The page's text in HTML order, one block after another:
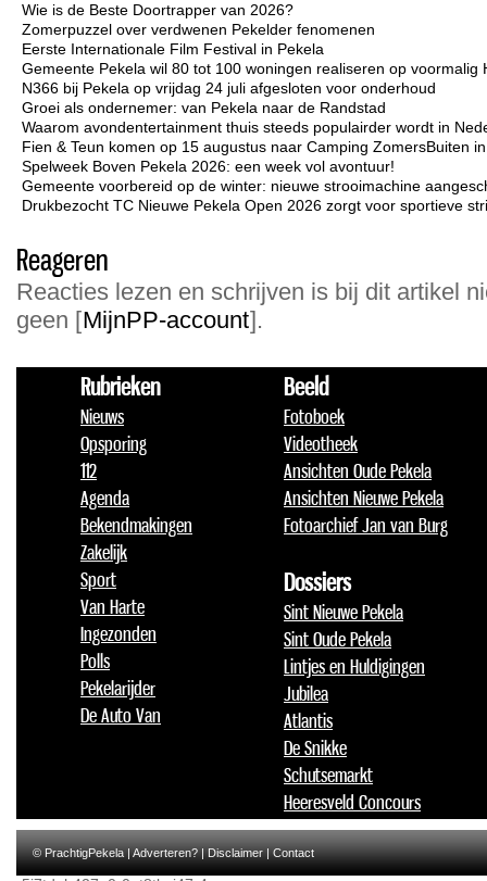
Wie is de Beste Doortrapper van 2026?
Zomerpuzzel over verdwenen Pekelder fenomenen
Eerste Internationale Film Festival in Pekela
Gemeente Pekela wil 80 tot 100 woningen realiseren op voormalig
N366 bij Pekela op vrijdag 24 juli afgesloten voor onderhoud
Groei als ondernemer: van Pekela naar de Randstad
Waarom avondentertainment thuis steeds populairder wordt in
Fien & Teun komen op 15 augustus naar Camping ZomersBuiten
Spelweek Boven Pekela 2026: een week vol avontuur!
Gemeente voorbereid op de winter: nieuwe strooimachine
Drukbezocht TC Nieuwe Pekela Open 2026 zorgt voor sportieve
Reageren
Reacties lezen en schrijven is bij dit artikel
geen [MijnPP-account].
Rubrieken
Nieuws
Opsporing
112
Agenda
Bekendmakingen
Zakelijk
Sport
Van Harte
Ingezonden
Polls
Pekelarijder
De Auto Van
Beeld
Fotoboek
Videotheek
Ansichten Oude Pekela
Ansichten Nieuwe Pekela
Fotoarchief Jan van Burg
Dossiers
Sint Nieuwe Pekela
Sint Oude Pekela
Lintjes en Huldigingen
Jubilea
Atlantis
De Snikke
Schutsemarkt
Heeresveld Concours
© PrachtigPekela |Adverteren?|Disclaimer|Contact